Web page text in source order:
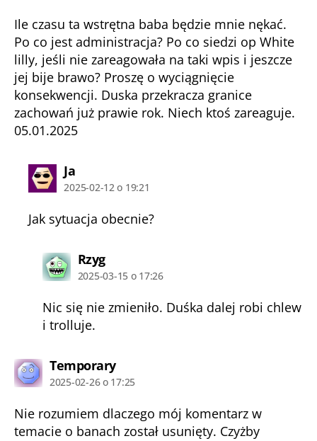
Ile czasu ta wstrętna baba będzie mnie nękać.
Po co jest administracja? Po co siedzi op White
lilly, jeśli nie zareagowała na taki wpis i jeszcze
jej bije brawo? Proszę o wyciągnięcie
konsekwencji. Duska przekracza granice
zachowań już prawie rok. Niech ktoś zareaguje.
05.01.2025
Jakomentarz:
2025-02-12 o 19:21
Jak sytuacja obecnie?
Rzygkomentarz:
2025-03-15 o 17:26
Nic się nie zmieniło. Duśka dalej robi chlew
i trolluje.
Temporarykomentarz:
2025-02-26 o 17:25
Nie rozumiem dlaczego mój komentarz w
temacie o banach został usunięty. Czyżby